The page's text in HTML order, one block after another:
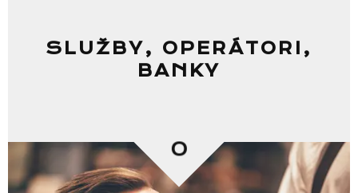
SLUŽBY, OPERÁTORI,
BANKY
0